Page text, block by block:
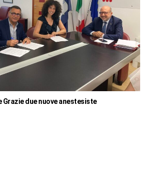
Grazie due nuove anestesiste